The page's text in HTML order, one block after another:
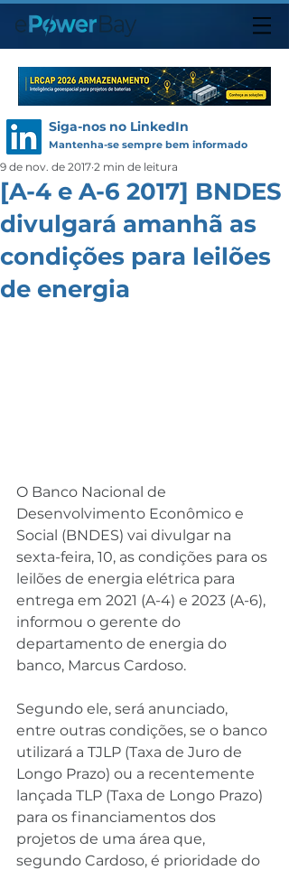
Siga-nos no LinkedIn
Mantenha-se sempre bem informado
[A-4 e A-6 2017] BNDES
divulgará amanhã as
condições para leilões
de energia
9 de nov. de 2017 2 min de leitura
O Banco Nacional de
Desenvolvimento Econômico e
Social (BNDES) vai divulgar na
sexta-feira, 10, as condições para os
leilões de energia elétrica para
entrega em 2021 (A-4) e 2023 (A-6),
informou o gerente do
departamento de energia do
banco, Marcus Cardoso.
Segundo ele, será anunciado,
entre outras condições, se o banco
utilizará a TJLP (Taxa de Juro de
Longo Prazo) ou a recentemente
lançada TLP (Taxa de Longo Prazo)
para os financiamentos dos
projetos de uma área que,
segundo Cardoso, é prioridade do